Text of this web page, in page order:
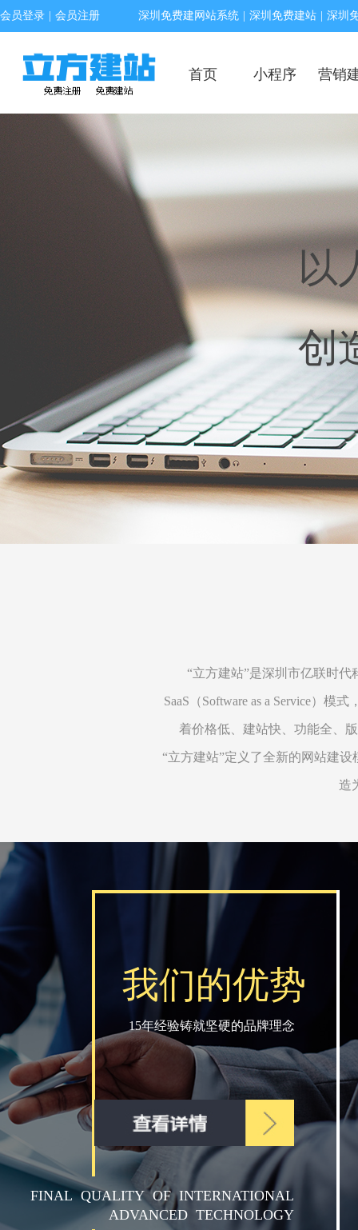
首页 小程序 营销
会员登录 会员注册 深圳免费建网站系统 深圳免费建站 深圳
以
创
“立方建站”是深圳市亿联时
SaaS（Software as a Service）模
着价格低、建站快、功能全、
“立方建站”定义了全新的网站建
造
我们的优势
15年经验铸就坚硬的品牌理念
FINAL QUALITY OF INTERNATIONAL
ADVANCED TECHNOLOGY